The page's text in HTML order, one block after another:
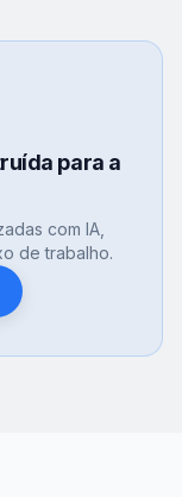
para a
com IA,
de trabalho.